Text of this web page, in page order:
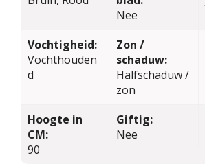
Nee
Vochtigheid:
Vochthouden
d
Zon /
schaduw:
Halfschaduw /
zon
Hoogte in
CM:
90
Giftig:
Nee